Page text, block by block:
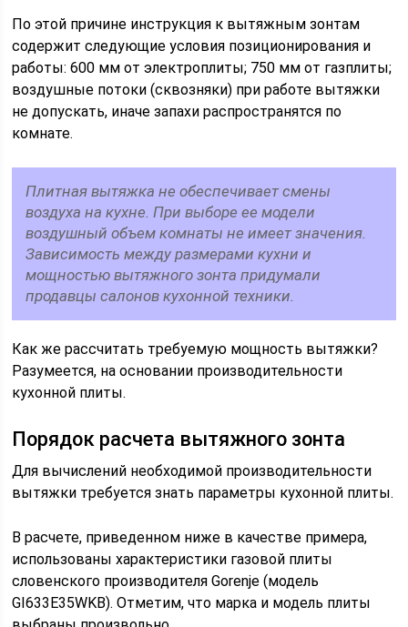
По этой причине инструкция к вытяжным зонтам
содержит следующие условия позиционирования и
работы: 600 мм от электроплиты; 750 мм от газплиты;
воздушные потоки (сквозняки) при работе вытяжки
не допускать, иначе запахи распространятся по
комнате.
Плитная вытяжка не обеспечивает смены
воздуха на кухне. При выборе ее модели
воздушный объем комнаты не имеет значения.
Зависимость между размерами кухни и
мощностью вытяжного зонта придумали
продавцы салонов кухонной техники.
Как же рассчитать требуемую мощность вытяжки?
Разумеется, на основании производительности
кухонной плиты.
Порядок расчета вытяжного зонта
Для вычислений необходимой производительности
вытяжки требуется знать параметры кухонной плиты.
В расчете, приведенном ниже в качестве примера,
использованы характеристики газовой плиты
словенского производителя Gorenje (модель
GI633E35WKB). Отметим, что марка и модель плиты